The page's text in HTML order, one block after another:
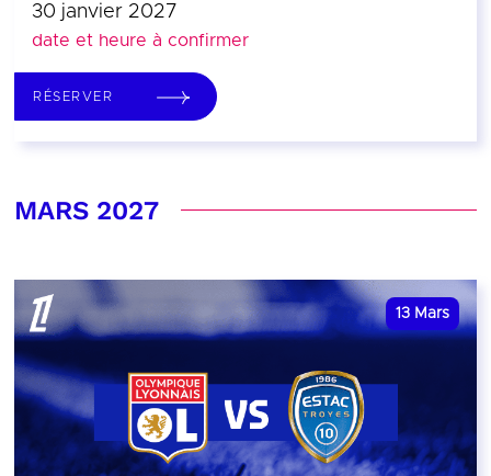
30 janvier 2027
date et heure à confirmer
RÉSERVER
MARS 2027
13 Mars